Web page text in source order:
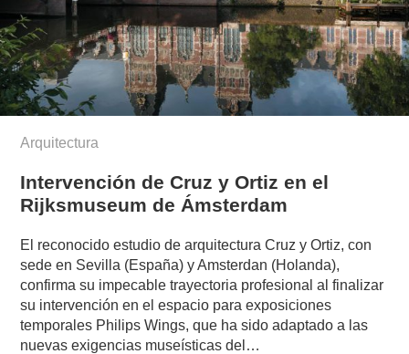
Arquitectura
Intervención de Cruz y Ortiz en el
Rijksmuseum de Ámsterdam
El reconocido estudio de arquitectura Cruz y Ortiz, con
sede en Sevilla (España) y Amsterdan (Holanda),
confirma su impecable trayectoria profesional al finalizar
su intervención en el espacio para exposiciones
temporales Philips Wings, que ha sido adaptado a las
nuevas exigencias museísticas del…